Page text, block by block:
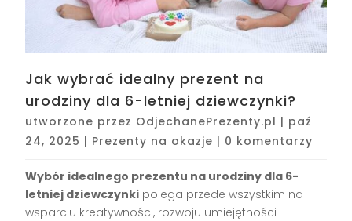
Jak wybrać idealny prezent na
urodziny dla 6-letniej dziewczynki?
utworzone przez OdjechanePrezenty.pl | paź
24, 2025 | Prezenty na okazje | 0 komentarzy
Wybór idealnego prezentu na urodziny dla 6-
letniej dziewczynki polega przede wszystkim na
wsparciu kreatywności, rozwoju umiejętności